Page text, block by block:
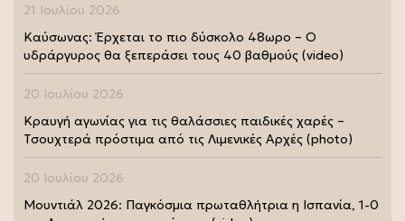
21 Ιουλίου 2026
Καύσωνας: Έρχεται το πιο δύσκολο 48ωρο – Ο
υδράργυρος θα ξεπεράσει τους 40 βαθμούς (video)
20 Ιουλίου 2026
Κραυγή αγωνίας για τις θαλάσσιες παιδικές χαρές –
Τσουχτερά πρόστιμα από τις Λιμενικές Αρχές (photo)
20 Ιουλίου 2026
Μουντιάλ 2026: Παγκόσμια πρωταθλήτρια η Ισπανία, 1-0